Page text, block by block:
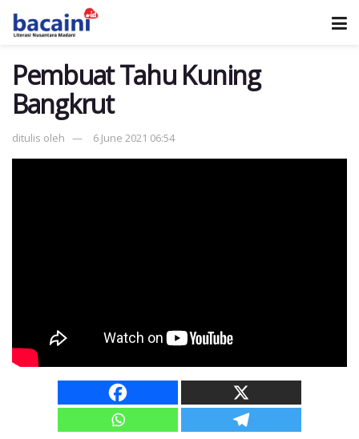
Pembuat Tahu Kuning
Bangkrut
ditulis oleh 6 June 2021 06:54